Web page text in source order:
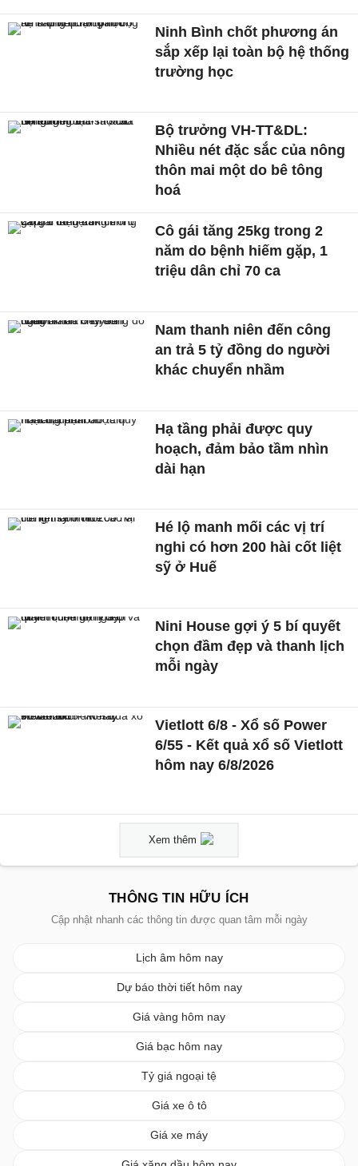
Ninh Bình chốt phương án
sắp xếp lại toàn bộ hệ thống
trường học
Bộ trưởng VH-TT&DL:
Nhiều nét đặc sắc của nông
thôn mai một do bê tông
hoá
Cô gái tăng 25kg trong 2
năm do bệnh hiếm gặp, 1
triệu dân chỉ 70 ca
Nam thanh niên đến công
an trả 5 tỷ đồng do người
khác chuyển nhầm
Hạ tầng phải được quy
hoạch, đảm bảo tầm nhìn
dài hạn
Hé lộ manh mối các vị trí
nghi có hơn 200 hài cốt liệt
sỹ ở Huế
Nini House gợi ý 5 bí quyết
chọn đầm đẹp và thanh lịch
mỗi ngày
Vietlott 6/8 - Xổ số Power
6/55 - Kết quả xổ số Vietlott
hôm nay 6/8/2026
Xem thêm
THÔNG TIN HỮU ÍCH
Cập nhật nhanh các thông tin được quan tâm mỗi ngày
Lịch âm hôm nay
Dự báo thời tiết hôm nay
Giá vàng hôm nay
Giá bạc hôm nay
Tỷ giá ngoại tệ
Giá xe ô tô
Giá xe máy